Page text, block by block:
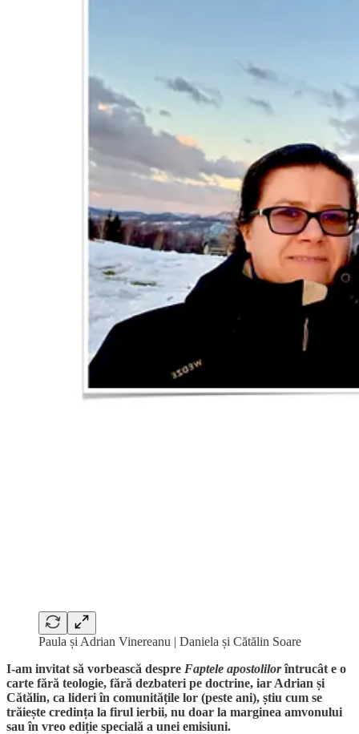
Paula și Adrian Vinereanu | Daniela și Cătălin Soare
I-am invitat să vorbească despre Faptele apostolilorîntrucât e o
carte fără teologie, fără dezbateri pe doctrine, iar Adrian și
Cătălin, ca lideri în comunitățile lor (peste ani), știu cum se
trăiește credința la firul ierbii, nu doar la marginea amvonului
sau în vreo ediție specială a unei emisiuni.